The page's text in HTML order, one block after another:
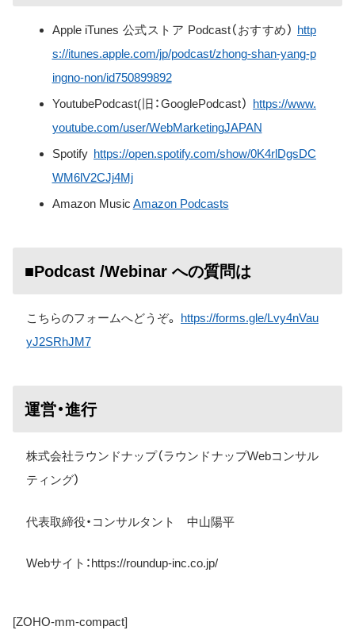
Apple iTunes 公式ストア Podcast（おすすめ） http
s://itunes.apple.com/jp/podcast/zhong-shan-yang-p
ingno-non/id750899892
YoutubePodcast(旧：GooglePodcast） https://www.
youtube.com/user/WebMarketingJAPAN
Spotify https://open.spotify.com/show/0K4rlDgsDC
WM6lV2CJj4Mj
Amazon Music Amazon Podcasts
■Podcast /Webinar への質問は
こちらのフォームへどうぞ。 https://forms.gle/Lvy4nVau
yJ2SRhJM7
運営・進行
株式会社ラウンドナップ（ラウンドナップWebコンサル
ティング）
代表取締役・コンサルタント 中山陽平
Webサイト：https://roundup-inc.co.jp/
[ZOHO-mm-compact]